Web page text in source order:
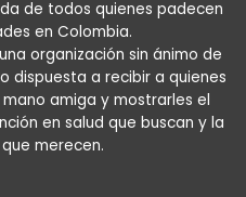
de todos quienes padecen
en Colombia.
organización sin ánimo de
dispuesta a recibir a quienes
amiga y mostrarles el
en salud que buscan y la
merecen.